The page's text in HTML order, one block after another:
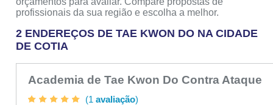
profissionais da sua região e escolha a melhor.
2 ENDEREÇOS DE TAE KWON DO NA CIDADE
DE COTIA
Academia de Tae Kwon Do Contra Ataque
(1 avaliação)